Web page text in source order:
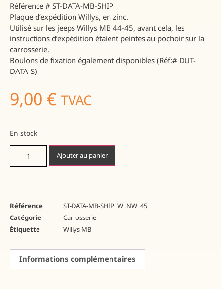
Référence # ST-DATA-MB-SHIP
Plaque d’expédition Willys, en zinc.
Utilisé sur les jeeps Willys MB 44-45, avant cela, les
instructions d’expédition étaient peintes au pochoir sur la
carrosserie.
Boulons de fixation également disponibles (Réf:# DUT-
DATA-S)
9,00 € TVAC
En stock
Ajouter au panier
Référence
ST-DATA-MB-SHIP_W_NW_45
Catégorie
Carrosserie
Étiquette
Willys MB
Informations complémentaires